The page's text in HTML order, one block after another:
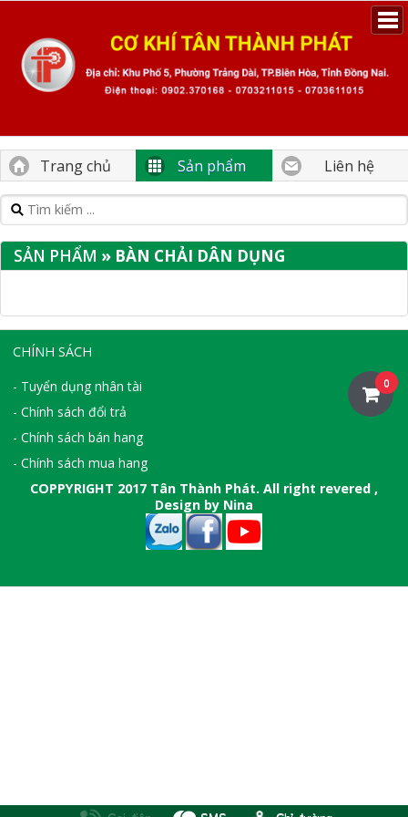
Trang chủ Sản phẩm Liên hệ
SẢN PHẨM » BÀN CHẢI DÂN DỤNG
CHÍNH SÁCH
- Tuyển dụng nhân tài
- Chính sách đổi trả
- Chính sách bán hang
- Chính sách mua hang
COPPYRIGHT 2017 Tân Thành Phát. All right revered ,
Design by Nina
0